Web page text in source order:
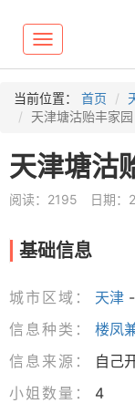
Toggle
navigation
当前位置： 首页
天津塘沽贻丰家园
天津塘沽
阅读：2195 日期
基础信息
城市区域： 天津 -
信息种类：
楼凤
信息来源：
自己
小姐数量：
4